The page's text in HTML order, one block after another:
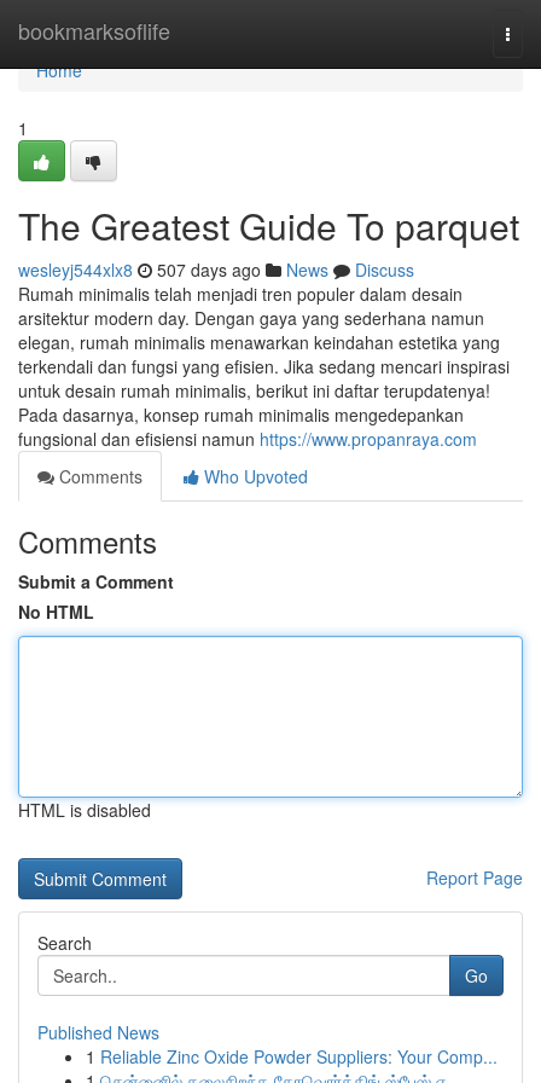
bookmarksoflife
Home
Home
1
The Greatest Guide To parquet
wesleyj544xlx8 507 days ago News
Discuss
Rumah minimalis telah menjadi tren populer dalam desain
arsitektur modern day. Dengan gaya yang sederhana namun
elegan, rumah minimalis menawarkan keindahan estetika yang
terkendali dan fungsi yang efisien. Jika sedang mencari inspirasi
untuk desain rumah minimalis, berikut ini daftar terupdatenya!
Pada dasarnya, konsep rumah minimalis mengedepankan
fungsional dan efisiensi namun https://www.propanraya.com
Comments
Who Upvoted
Comments
Submit a Comment
No HTML
HTML is disabled
Report Page
Search
Go
Published News
1 Reliable Zinc Oxide Powder Suppliers: Your Comp...